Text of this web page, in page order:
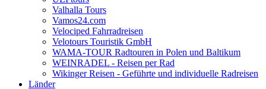
Valhalla Tours
Vamos24.com
Velociped Fahrradreisen
Velotours Touristik GmbH
WAMA-TOUR Radtouren in Polen und Baltikum
WEINRADEL - Reisen per Rad
Wikinger Reisen - Geführte und individuelle Radreisen
Länder